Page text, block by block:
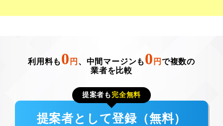
利用料も 0 円 、中間マージンも 0 円 で複数の
業者を比較
提案者も 完全無料
提案者として登録（無料）